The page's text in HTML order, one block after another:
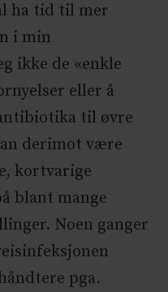
ha tid til mer
i min
ikke de «enkle
eller å
til øvre
derimot være
kortvarige
blant mange
Noen ganger
pga.